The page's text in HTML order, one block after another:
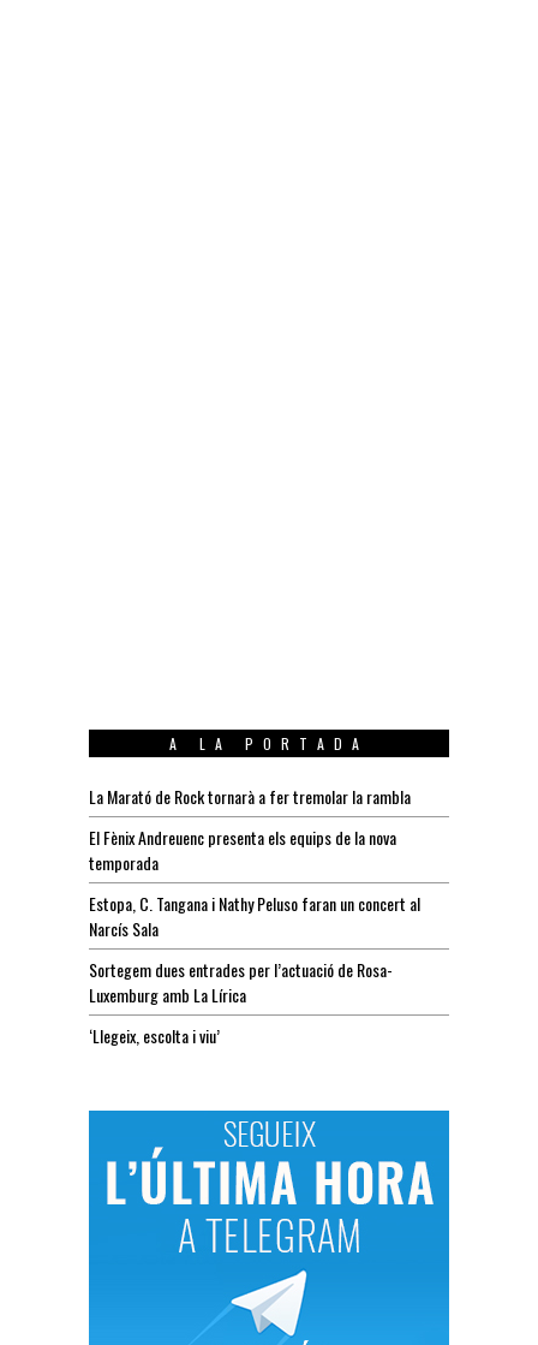
A LA PORTADA
La Marató de Rock tornarà a fer tremolar la rambla
El Fènix Andreuenc presenta els equips de la nova
temporada
Estopa, C. Tangana i Nathy Peluso faran un concert al
Narcís Sala
Sortegem dues entrades per l’actuació de Rosa-
Luxemburg amb La Lírica
‘Llegeix, escolta i viu’